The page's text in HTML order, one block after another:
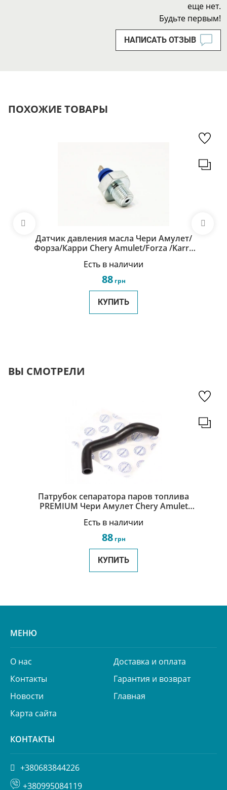
еще нет.
Будьте первым!
НАПИСАТЬ ОТЗЫВ
ПОХОЖИЕ ТОВАРЫ
Датчик давления масла Чери Амулет/
Форза/Карри Chery Amulet/Forza /Karry
Есть в наличии
88грн
КУПИТЬ
ВЫ СМОТРЕЛИ
Патрубок сепаратора паров топлива
PREMIUM Чери Амулет Chery Amulet
Есть в наличии
88грн
КУПИТЬ
МЕНЮ
О нас
Доставка и оплата
Контакты
Гарантия и возврат
Новости
Главная
Карта сайта
КОНТАКТЫ
+380683844226
+380995084119